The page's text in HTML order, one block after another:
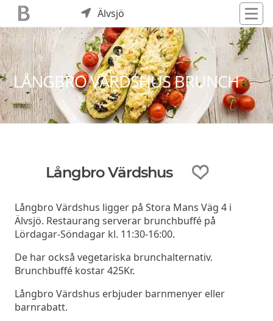
Älvsjö
LÅNGBRO VÄRDSHUS BRUNCH
Långbro Värdshus
Långbro Värdshus ligger på Stora Mans Väg 4 i
Älvsjö. Restaurang serverar brunchbuffé på
Lördagar-Söndagar kl. 11:30-16:00.
De har också vegetariska brunchalternativ.
Brunchbuffé kostar 425Kr.
Långbro Värdshus erbjuder barnmenyer eller
barnrabatt.